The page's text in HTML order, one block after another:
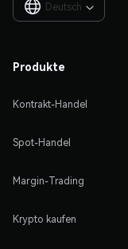
Deutsch 
Produkte
Kontrakt-Handel
Spot-Handel
Margin-Trading
Krypto kaufen